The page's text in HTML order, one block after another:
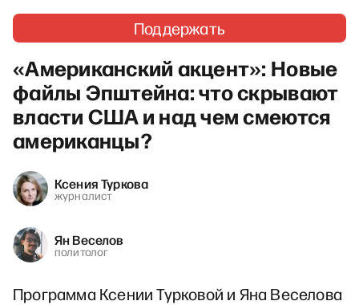
Поддержать
«Американский акцент»: Новые
файлы Эпштейна: что скрывают
власти США и над чем смеются
американцы?
Ксения Туркова
журналист
Ян Веселов
политолог
Программа Ксении Турковой и Яна Веселова